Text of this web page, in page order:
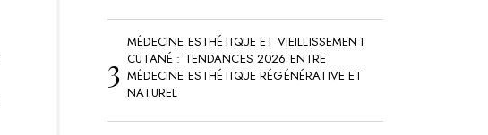
MÉDECINE ESTHÉTIQUE ET VIEILLISSEMENT
CUTANÉ : TENDANCES 2026 ENTRE
MÉDECINE ESTHÉTIQUE RÉGÉNÉRATIVE ET
NATUREL